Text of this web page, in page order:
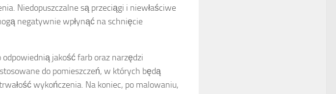
Niedopuszczalne są przeciągi i niewłaściwe
negatywnie wpłynąć na schnięcie
jakość farb oraz narzędzi
do pomieszczeń, w których będą
wykończenia. Na koniec, po malowaniu,